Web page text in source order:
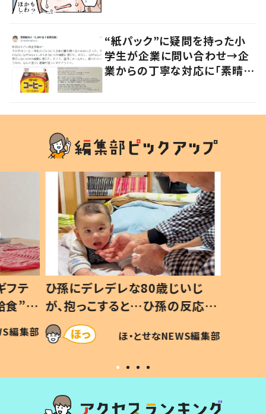
“紙パック”に疑問を持った小
学生が企業に問い合わせ→企
業からの丁寧な対応に「素晴ら
フテ
食”を
親
編集部
ひ孫にデレデレな80歳じいじ
が、抱っこすると…ひ孫の反応に
「涙が出ました」「可愛くて仕方な
い」
ほ・とせなNEWS編集部